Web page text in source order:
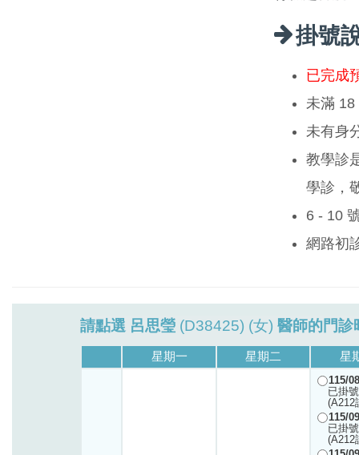
掛號
已完成
未滿 18
未有身
教學診
學診，
6 - 10
網路初